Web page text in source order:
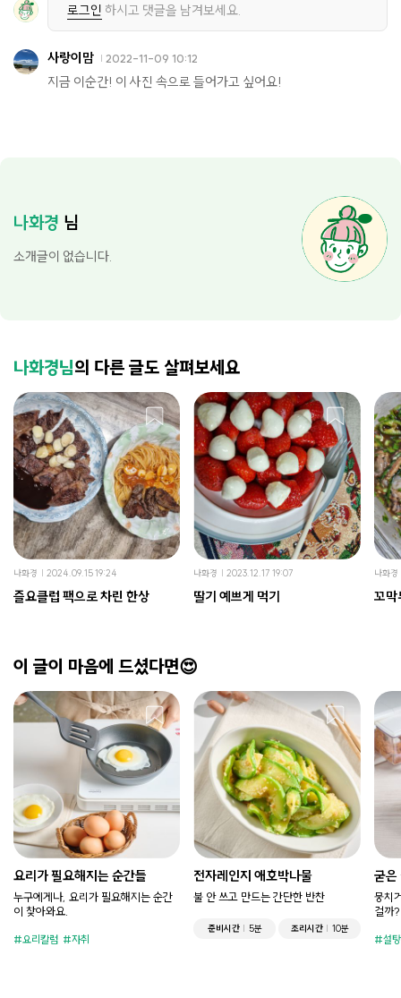
로그인 하시고 댓글을 남겨보세요.
사랑이맘 2022-11-09 10:12
지금 이순간! 이 사진 속으로 들어가고 싶어요!
나화경 님
소개글이 없습니다.
나화경님의 다른 글도 살펴보세요
나화경 2024.09.15 19:24
즐요클럽 팩으로 차린 한상
나화경 2023.12.17 19:07
딸기 예쁘게 먹기
나화경
꼬막
이 글이 마음에 드셨다면😍
요리가 필요해지는 순간들
누구에게나, 요리가 필요해지는 순간
이 찾아와요.
요리칼럼 자취
전자레인지 애호박나물
불 안 쓰고 만드는 간단한 반찬
준비시간 5분 조리시간 10분
굳은
뭉치
걸까?
설탕